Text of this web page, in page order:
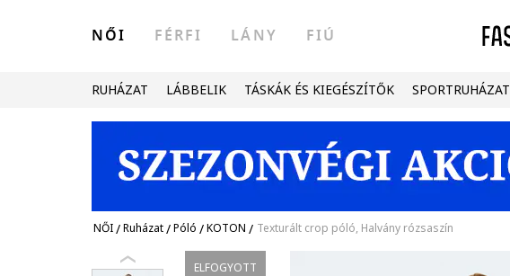
NŐI FÉRFI LÁNY FIÚ
RUHÁZAT LÁBBELIK TÁSKÁK ÉS KIEGÉSZÍTŐK SPORTRUHÁZAT
NŐI/Ruházat/Póló /KOTON / Texturált crop póló, Halvány rózsaszín
ELFOGYOTT